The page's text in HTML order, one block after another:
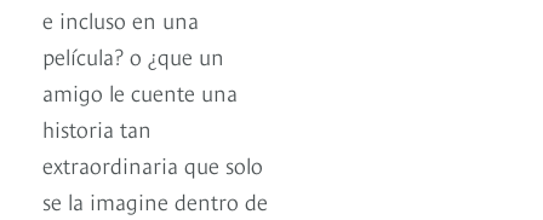
e incluso en una
película? o ¿que un
amigo le cuente una
historia tan
extraordinaria que solo
se la imagine dentro de